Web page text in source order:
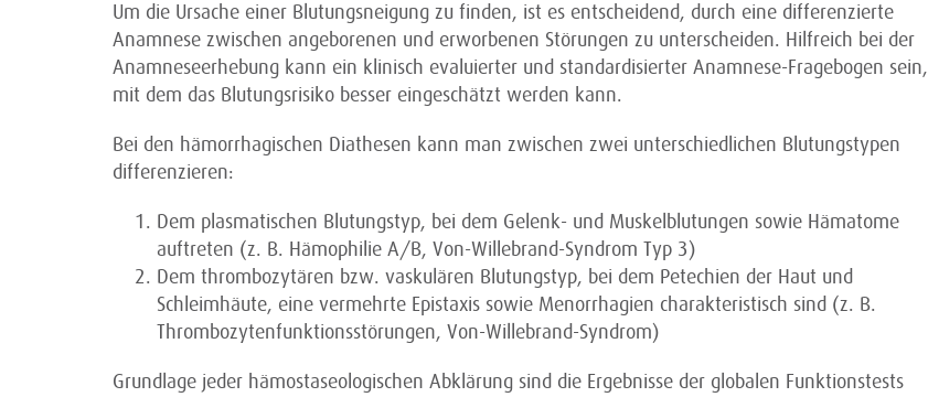
Um die Ursache einer Blutungsneigung zu finden, ist es entscheidend, durch eine differenzierte
Anamnese zwischen angeborenen und erworbenen Störungen zu unterscheiden. Hilfreich bei der
Anamneseerhebung kann ein klinisch evaluierter und standardisierter Anamnese-Fragebogen sein,
mit dem das Blutungsrisiko besser eingeschätzt werden kann.
Bei den hämorrhagischen Diathesen kann man zwischen zwei unterschiedlichen Blutungstypen
differenzieren:
Dem plasmatischen Blutungstyp, bei dem Gelenk- und Muskelblutungen sowie Hämatome
auftreten (z. B. Hämophilie A/B, Von-Willebrand-Syndrom Typ 3)
Dem thrombozytären bzw. vaskulären Blutungstyp, bei dem Petechien der Haut und
Schleimhäute, eine vermehrte Epistaxis sowie Menorrhagien charakteristisch sind (z. B.
Thrombozytenfunktionsstörungen, Von-Willebrand-Syndrom)
Grundlage jeder hämostaseologischen Abklärung sind die Ergebnisse der globalen Funktionstests